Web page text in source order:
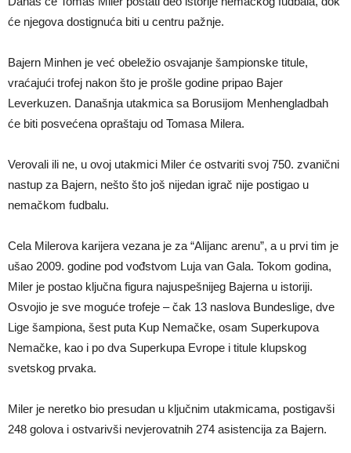
severnoameričkog fudbala zajedno udarili na Đanija Infantina
Od Junajteda do dna: “Trebao sam ostati kod roditelja”
telefonom i plakao
će njegova dostignuća biti u centru pažnje.
Bajern Minhen je već obeležio osvajanje šampionske titule,
vraćajući trofej nakon što je prošle godine pripao Bajer
Leverkuzen. Današnja utakmica sa Borusijom Menhengladbah
će biti posvećena opraštaju od Tomasa Milera.
Verovali ili ne, u ovoj utakmici Miler će ostvariti svoj 750. zvanični
nastup za Bajern, nešto što još nijedan igrač nije postigao u
nemačkom fudbalu.
Cela Milerova karijera vezana je za “Alijanc arenu”, a u prvi tim je
ušao 2009. godine pod vođstvom Luja van Gala. Tokom godina,
Miler je postao ključna figura najuspešnijeg Bajerna u istoriji.
Osvojio je sve moguće trofeje – čak 13 naslova Bundeslige, dve
Lige šampiona, šest puta Kup Nemačke, osam Superkupova
Nemačke, kao i po dva Superkupa Evrope i titule klupskog
svetskog prvaka.
Miler je neretko bio presudan u ključnim utakmicama, postigavši
248 golova i ostvarivši nevjerovatnih 274 asistencija za Bajern.